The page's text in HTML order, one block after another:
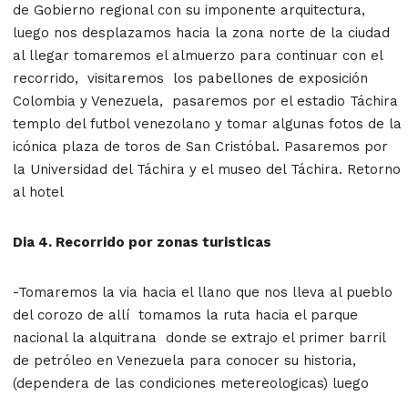
de Gobierno regional con su imponente arquitectura,
luego nos desplazamos hacia la zona norte de la ciudad
al llegar tomaremos el almuerzo para continuar con el
recorrido, visitaremos los pabellones de exposición
Colombia y Venezuela, pasaremos por el estadio Táchira
templo del futbol venezolano y tomar algunas fotos de la
icónica plaza de toros de San Cristóbal. Pasaremos por
la Universidad del Táchira y el museo del Táchira. Retorno
al hotel
Dia 4. Recorrido por zonas turisticas
-Tomaremos la via hacia el llano que nos lleva al pueblo
del corozo de allí tomamos la ruta hacia el parque
nacional la alquitrana donde se extrajo el primer barril
de petróleo en Venezuela para conocer su historia,
(dependera de las condiciones metereologicas) luego